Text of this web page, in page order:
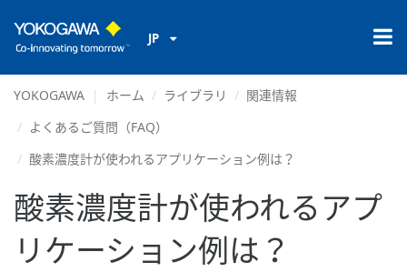
JP
YOKOGAWA ホーム ライブラリ
関連情報
よくあるご質問（FAQ）
酸素濃度計が使われるアプリケーション例は？
酸素濃度計が使われるアプ
リケーション例は？